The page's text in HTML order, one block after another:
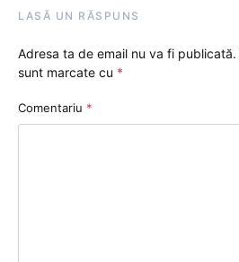
LASĂ UN RĂSPUNS
Adresa ta de email nu va fi publicată.
sunt marcate cu *
Comentariu *